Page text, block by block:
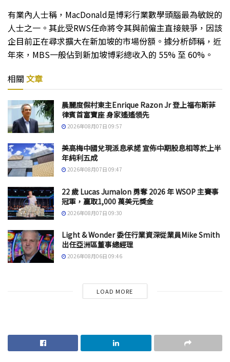
有業內人士稱，MacDonald是博彩行業數學頭腦最為敏銳的
人士之一。其此受RWS任命將令其與前僱主直接競爭，因該
企目前正在尋求擴大在新加坡的市場份額。據分析師稱，近
年來，MBS一般佔到新加坡博彩總收入的 55% 至 60%。
相關 文章
晨麗度假村東主Enrique Razon Jr 登上福布斯菲
律賓首富寶座 身家遙遙領先
2026年08月07日 09:57
美高梅中國兌現派息承諾 宣佈中期股息相等於上半
年純利五成
2026年08月07日 09:47
22 歲 Lucas Jumalon 勇奪 2026 年 WSOP 主賽事
冠軍，贏取1,000 萬美元獎金
2026年08月07日 09:30
Light & Wonder 委任行業資深從業員Mike Smith
出任亞洲區董事總經理
2026年08月06日 09:46
LOAD MORE